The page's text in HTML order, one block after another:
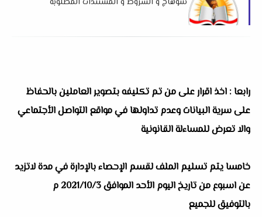
رابعا : اخذ اقرار على من تم تكليفه بتصوير العاملين بالحفاظ
على سرية البيانات وعدم تداولها في مواقع التواصل الأجتماعي
والا تعرض للمساءلة القانونية
خامسا يتم تسليم الملف لقسم الإحصاء بالإدارة في مدة لاتزيد
عن اسبوع من تاريخ اليوم الأحد الموافق 2021/10/3 م
بالتوفيق للجميع